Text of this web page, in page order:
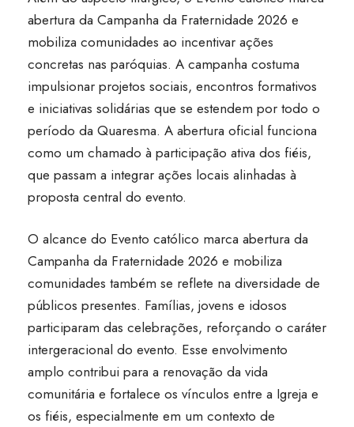
abertura da Campanha da Fraternidade 2026 e
mobiliza comunidades ao incentivar ações
concretas nas paróquias. A campanha costuma
impulsionar projetos sociais, encontros formativos
e iniciativas solidárias que se estendem por todo o
período da Quaresma. A abertura oficial funciona
como um chamado à participação ativa dos fiéis,
que passam a integrar ações locais alinhadas à
proposta central do evento.
O alcance do Evento católico marca abertura da
Campanha da Fraternidade 2026 e mobiliza
comunidades também se reflete na diversidade de
públicos presentes. Famílias, jovens e idosos
participaram das celebrações, reforçando o caráter
intergeracional do evento. Esse envolvimento
amplo contribui para a renovação da vida
comunitária e fortalece os vínculos entre a Igreja e
os fiéis, especialmente em um contexto de